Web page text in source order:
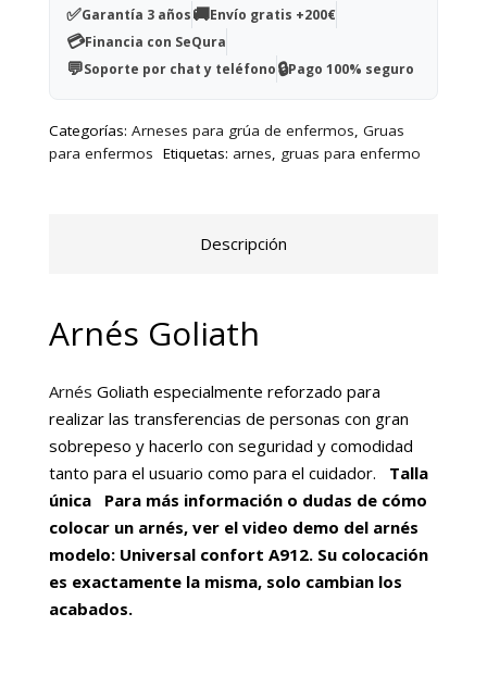
cantidad
✅Garantía 3 años🚚Envío gratis +200€
💳Financia con SeQura
💬Soporte por chat y teléfono🔒Pago 100% seguro
Categorías: Arneses para grúa de enfermos Gruas
para enfermos Etiquetas: arnes gruas para enfermo
Descripción
Arnés Goliath
Arnés Goliath especialmente reforzado para
realizar las transferencias de personas con gran
sobrepeso y hacerlo con seguridad y comodidad
tanto para el usuario como para el cuidador. Talla
única
Para más información o dudas de cómo
colocar un arnés, ver el video demo del arnés
modelo: Universal confort A912. Su colocación
es exactamente la misma, solo cambian los
acabados.